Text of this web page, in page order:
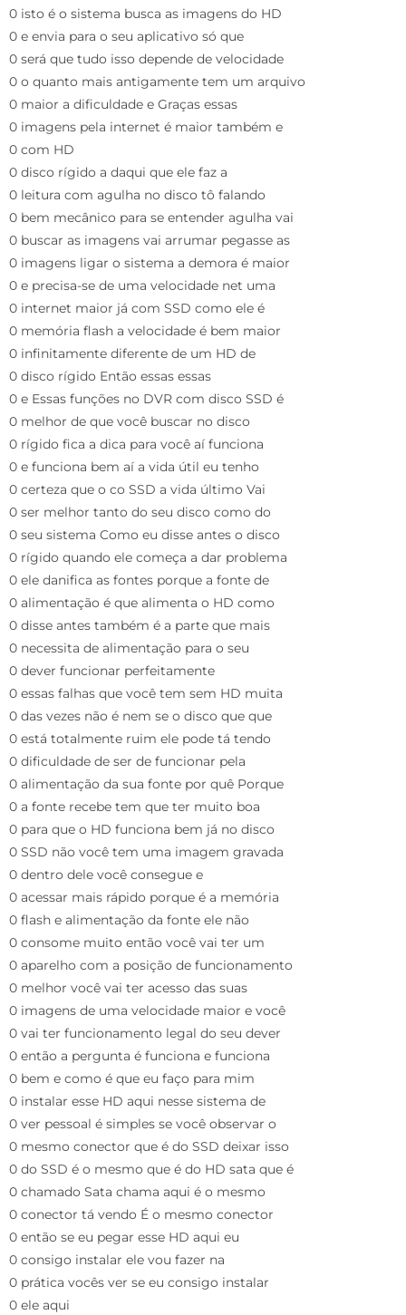
0 isto é o sistema busca as imagens do HD
0 e envia para o seu aplicativo só que
0 será que tudo isso depende de velocidade
0 o quanto mais antigamente tem um arquivo
0 maior a dificuldade e Graças essas
0 imagens pela internet é maior também e
0 com HD
0 disco rígido a daqui que ele faz a
0 leitura com agulha no disco tô falando
0 bem mecânico para se entender agulha vai
0 buscar as imagens vai arrumar pegasse as
0 imagens ligar o sistema a demora é maior
0 e precisa-se de uma velocidade net uma
0 internet maior já com SSD como ele é
0 memória flash a velocidade é bem maior
0 infinitamente diferente de um HD de
0 disco rígido Então essas essas
0 e Essas funções no DVR com disco SSD é
0 melhor de que você buscar no disco
0 rígido fica a dica para você aí funciona
0 e funciona bem aí a vida útil eu tenho
0 certeza que o co SSD a vida último Vai
0 ser melhor tanto do seu disco como do
0 seu sistema Como eu disse antes o disco
0 rígido quando ele começa a dar problema
0 ele danifica as fontes porque a fonte de
0 alimentação é que alimenta o HD como
0 disse antes também é a parte que mais
0 necessita de alimentação para o seu
0 dever funcionar perfeitamente
0 essas falhas que você tem sem HD muita
0 das vezes não é nem se o disco que que
0 está totalmente ruim ele pode tá tendo
0 dificuldade de ser de funcionar pela
0 alimentação da sua fonte por quê Porque
0 a fonte recebe tem que ter muito boa
0 para que o HD funciona bem já no disco
0 SSD não você tem uma imagem gravada
0 dentro dele você consegue e
0 acessar mais rápido porque é a memória
0 flash e alimentação da fonte ele não
0 consome muito então você vai ter um
0 aparelho com a posição de funcionamento
0 melhor você vai ter acesso das suas
0 imagens de uma velocidade maior e você
0 vai ter funcionamento legal do seu dever
0 então a pergunta é funciona e funciona
0 bem e como é que eu faço para mim
0 instalar esse HD aqui nesse sistema de
0 ver pessoal é simples se você observar o
0 mesmo conector que é do SSD deixar isso
0 do SSD é o mesmo que é do HD sata que é
0 chamado Sata chama aqui é o mesmo
0 conector tá vendo É o mesmo conector
0 então se eu pegar esse HD aqui eu
0 consigo instalar ele vou fazer na
0 prática vocês ver se eu consigo instalar
0 ele aqui